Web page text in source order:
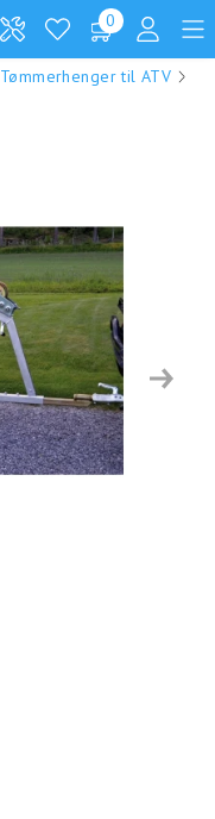
0
Tømmerhenger til ATV
Next